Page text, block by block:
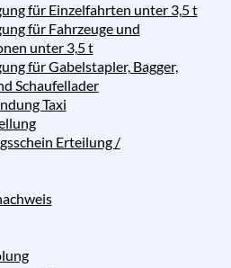
für Einzelfahrten unter 3,5 t
für Fahrzeuge und
unter 3,5 t
für Gabelstapler, Bagger,
Schaufellader
Taxi
Erteilung /